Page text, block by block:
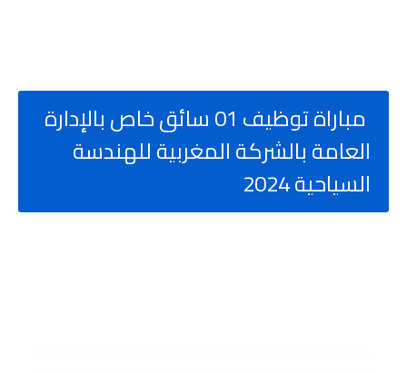
مباراة توظيف 01 سائق خاص بالإدارة
العامة بالشركة المغربية للهندسة
السياحية 2024